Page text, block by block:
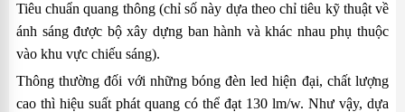
Tiêu chuẩn quang thông (chỉ số này dựa theo chỉ tiêu kỹ thuật về
ánh sáng được bộ xây dựng ban hành và khác nhau phụ thuộc
vào khu vực chiếu sáng).
Thông thường đối với những bóng đèn led hiện đại, chất lượng
cao thì hiệu suất phát quang có thể đạt 130 lm/w. Như vậy, dựa